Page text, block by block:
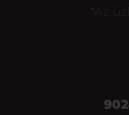
*Az